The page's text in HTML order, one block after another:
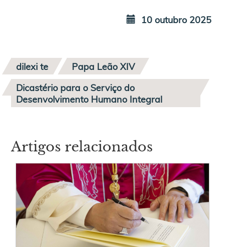
10 outubro 2025
dilexi te
Papa Leão XIV
Dicastério para o Serviço do
Desenvolvimento Humano Integral
Artigos relacionados